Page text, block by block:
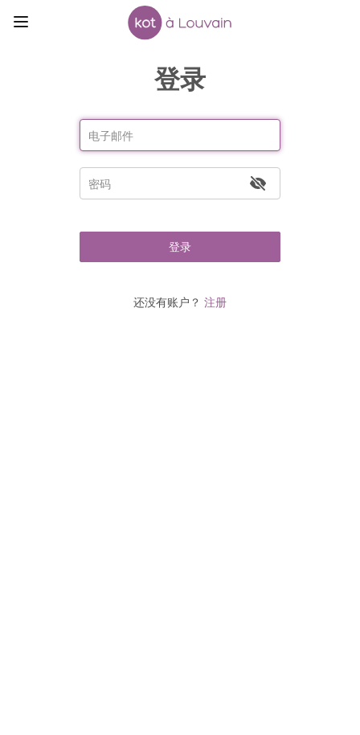
登录
登录
还没有账户？ 注册